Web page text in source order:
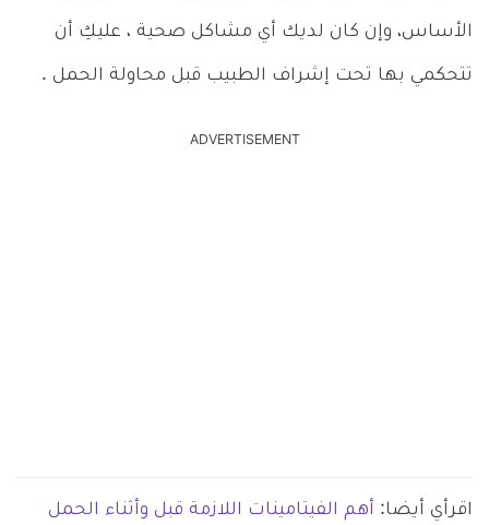
الأساس، وإن كان لديك أي مشاكل صحية ، عليكِ أن
تتحكمي بها تحت إشراف الطبيب قبل محاولة الحمل .
ADVERTISEMENT
اقرأي أيضا: أهم الفيتامينات اللازمة قبل وأثناء الحمل